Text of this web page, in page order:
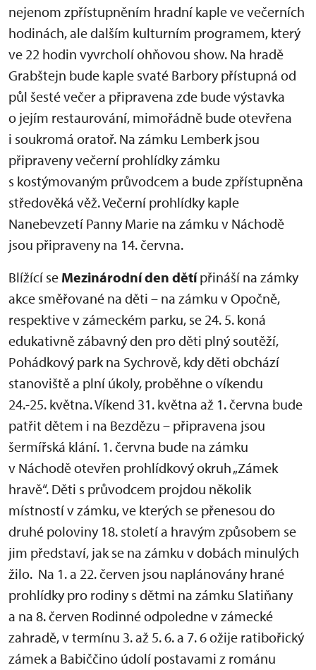
nejenom zpřístupněním hradní kaple ve večerních
hodinách, ale dalším kulturním programem, který
ve 22 hodin vyvrcholí ohňovou show. Na hradě
Grabštejn bude kaple svaté Barbory přístupná od
půl šesté večer a připravena zde bude výstavka
o jejím restaurování, mimořádně bude otevřena
i soukromá oratoř. Na zámku Lemberk jsou
připraveny večerní prohlídky zámku
s kostýmovaným průvodcem a bude zpřístupněna
středověká věž. Večerní prohlídky kaple
Nanebevzetí Panny Marie na zámku v Náchodě
jsou připraveny na 14. června.
Blížící se Mezinárodní den dětípřináší na zámky
akce směřované na děti – na zámku v Opočně,
respektive v zámeckém parku, se 24. 5. koná
edukativně zábavný den pro děti plný soutěží,
Pohádkový park na Sychrově, kdy děti obchází
stanoviště a plní úkoly, proběhne o víkendu
24.-25. května. Víkend 31. května až 1. června bude
patřit dětem i na Bezdězu – připravena jsou
šermířská klání. 1. června bude na zámku
v Náchodě otevřen prohlídkový okruh „Zámek
hravě“. Děti s průvodcem projdou několik
místností v zámku, ve kterých se přenesou do
druhé poloviny 18. století a hravým způsobem se
jim představí, jak se na zámku v dobách minulých
žilo. Na 1. a 22. červen jsou naplánovány hrané
prohlídky pro rodiny s dětmi na zámku Slatiňany
a na 8. červen Rodinné odpoledne v zámecké
zahradě, v termínu 3. až 5. 6. a 7. 6 ožije ratibořický
zámek a Babiččino údolí postavami z románu